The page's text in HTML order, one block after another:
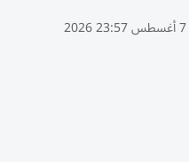
7 أغسطس 23:57 2026